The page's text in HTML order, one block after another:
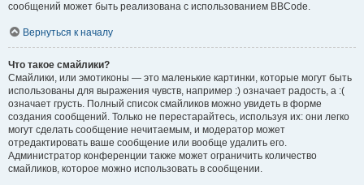
сообщений может быть реализована с использованием BBCode.
Вернуться к началу
Что такое смайлики?
Смайлики, или эмотиконы — это маленькие картинки, которые могут быть
использованы для выражения чувств, например :) означает радость, а :(
означает грусть. Полный список смайликов можно увидеть в форме
создания сообщений. Только не перестарайтесь, используя их: они легко
могут сделать сообщение нечитаемым, и модератор может
отредактировать ваше сообщение или вообще удалить его.
Администратор конференции также может ограничить количество
смайликов, которое можно использовать в сообщении.